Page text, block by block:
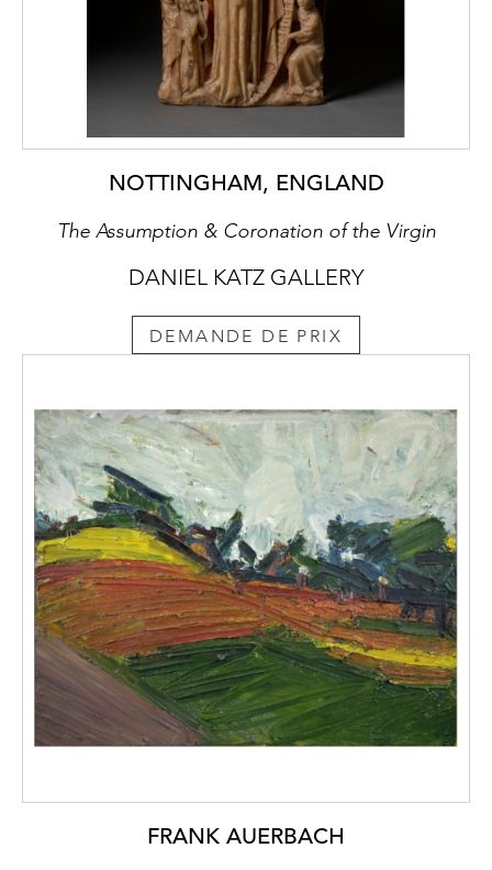
NOTTINGHAM, ENGLAND
The Assumption & Coronation of the Virgin
DANIEL KATZ GALLERY
DEMANDE DE PRIX
FRANK AUERBACH